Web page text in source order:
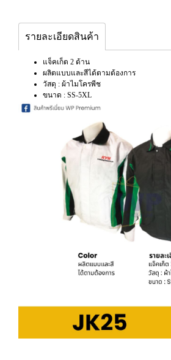
รายละเอียดสินค้า
แจ็คเก็ต 2 ด้าน
ผลิตแบบและสีได้ตามต้องการ
วัสดุ : ผ้าไมโครพีช
ขนาด : SS-5XL